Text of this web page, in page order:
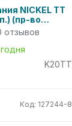
NICKEL TT
(пр-во
отзывов
K20TT
Код: 127244-8